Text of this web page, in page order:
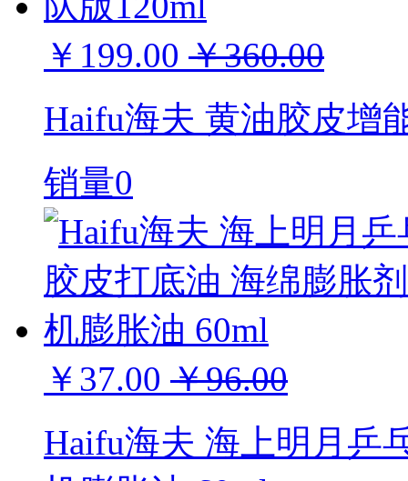
￥199.00 ￥360.00
Haifu海夫 黄油胶皮增
销量0
￥37.00 ￥96.00
Haifu海夫 海上明月乒